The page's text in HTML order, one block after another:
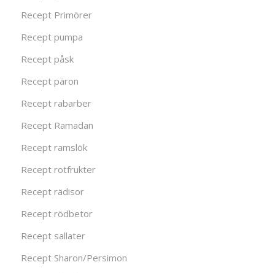
Recept Primörer
Recept pumpa
Recept påsk
Recept päron
Recept rabarber
Recept Ramadan
Recept ramslök
Recept rotfrukter
Recept rädisor
Recept rödbetor
Recept sallater
Recept Sharon/Persimon